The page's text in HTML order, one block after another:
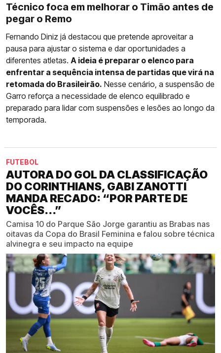
Técnico foca em melhorar o Timão antes de
pegar o Remo
Fernando Diniz já destacou que pretende aproveitar a
pausa para ajustar o sistema e dar oportunidades a
diferentes atletas. A ideia é preparar o elenco para
enfrentar a sequência intensa de partidas que virá na
retomada do Brasileirão. Nesse cenário, a suspensão de
Garro reforça a necessidade de elenco equilibrado e
preparado para lidar com suspensões e lesões ao longo da
temporada.
FUTEBOL
AUTORA DO GOL DA CLASSIFICAÇÃO
DO CORINTHIANS, GABI ZANOTTI
MANDA RECADO: “POR PARTE DE
VOCÊS...”
Camisa 10 do Parque São Jorge garantiu as Brabas nas
oitavas da Copa do Brasil Feminina e falou sobre técnica
alvinegra e seu impacto na equipe